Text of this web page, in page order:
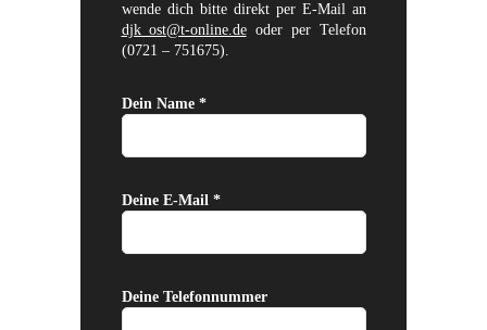
wende dich bitte direkt per E-Mail an
djk_ost@t-online.deoder per Telefon
(0721 – 751675).
Dein Name *
Deine E-Mail *
Deine Telefonnummer